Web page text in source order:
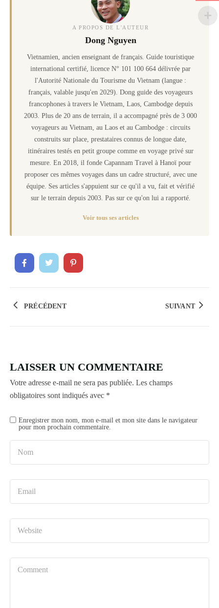
A PROPOS DE L'AUTEUR
Dong Nguyen
Vietnamien, ancien enseignant de français. Guide touristique
international certifié, licence N° 101 100 664 délivrée par
l'Autorité Nationale du Tourisme du Vietnam (langue :
français, valable jusqu'en 2029). Dong guide des voyageurs
francophones à travers le Vietnam, Laos, Cambodge depuis
2003. Plus de 20 ans de terrain, il a accompagné près de 3 000
voyageurs au Vietnam, au Laos et au Cambodge : circuits
construits sur place, prestataires connus de longue date,
itinéraires testés en petit groupe comme en voyage privé sur
mesure. En 2018, il fonde Capannam Travel à Hanoï pour
proposer ces mêmes voyages dans un cadre structuré, avec une
équipe. Ses articles s'appuient sur ce qu'il a vu, fait et vérifié
sur le terrain depuis 2003. Pas sur ce qu'on lui a rapporté.
Voir tous ses articles
PRÉCÉDENT SUIVANT
LAISSER UN COMMENTAIRE
Votre adresse e-mail ne sera pas publiée. Les champs
obligatoires sont indiqués avec *
Enregistrer mon nom, mon e-mail et mon site dans le navigateur
pour mon prochain commentaire.